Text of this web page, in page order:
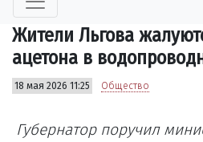
Жители Льгова
ацетона в
18 мая 2026 11:25 Общество
Губернатор поручил